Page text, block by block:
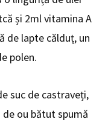
și 2ml vitamina A
de lapte călduț, un
polen.
suc de castraveți,
ou bătut spumă